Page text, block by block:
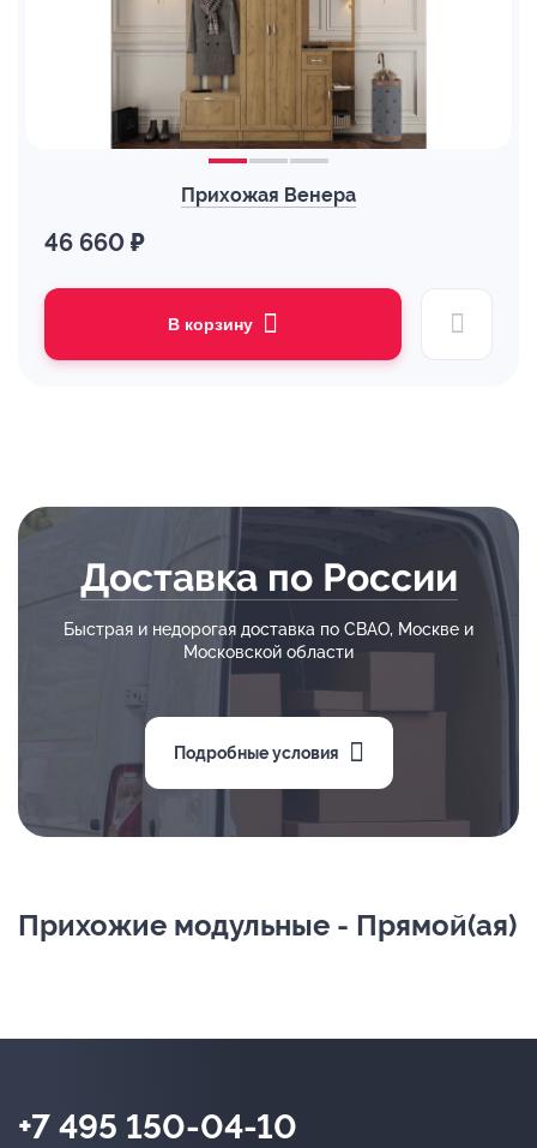
Прихожая Венера
46 660 ₽
В корзину
Доставка по России
Быстрая и недорогая доставка по СВАО, Москве и
Московской области
Подробные условия
Прихожие модульные - Прямой(ая)
+7 495 150-04-10